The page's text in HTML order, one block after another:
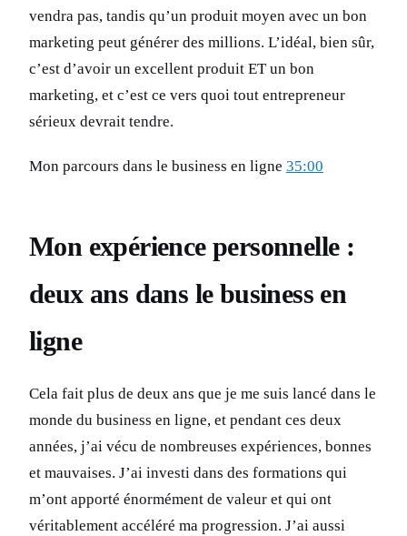
vendra pas, tandis qu’un produit moyen avec un bon
marketing peut générer des millions. L’idéal, bien sûr,
c’est d’avoir un excellent produit ET un bon
marketing, et c’est ce vers quoi tout entrepreneur
sérieux devrait tendre.
Mon parcours dans le business en ligne 35:00
Mon expérience personnelle :
deux ans dans le business en
ligne
Cela fait plus de deux ans que je me suis lancé dans le
monde du business en ligne, et pendant ces deux
années, j’ai vécu de nombreuses expériences, bonnes
et mauvaises. J’ai investi dans des formations qui
m’ont apporté énormément de valeur et qui ont
véritablement accéléré ma progression. J’ai aussi